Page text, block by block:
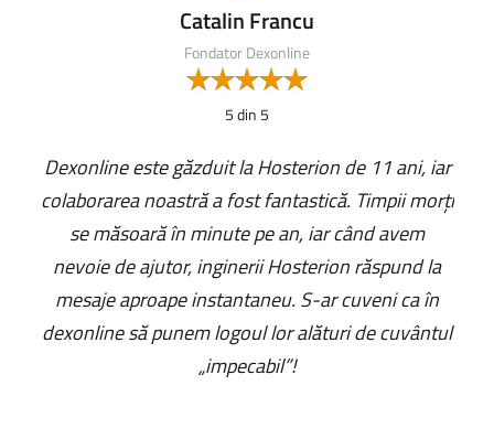
Catalin Francu
Fondator Dexonline
5 din 5
Dexonline este găzduit la Hosterion de 11 ani, iar
colaborarea noastră a fost fantastică. Timpii morți
se măsoară în minute pe an, iar când avem
nevoie de ajutor, inginerii Hosterion răspund la
mesaje aproape instantaneu. S-ar cuveni ca în
dexonline să punem logoul lor alături de cuvântul
„impecabil”!